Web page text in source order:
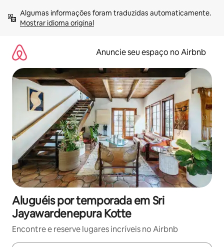
para
Mostrar idioma original
Anuncie seu espaço no Airbnb
Aluguéis por temporada em Sri
Jayawardenepura Kotte
Encontre e reserve lugares incríveis no Airbnb